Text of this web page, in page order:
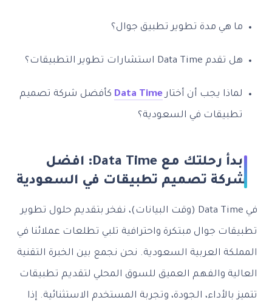
ما هي مدة تطوير تطبيق جوال؟
هل تقدم Data Time استشارات تطوير التطبيقات؟
لماذا يجب أن أختارData Time كأفضل شركة تصميم
تطبيقات في السعودية؟
ابدأ رحلتك مع Data Time: افضل
شركة تصميم تطبيقات في السعودية
في Data Time (وقت البيانات)، نفخر بتقديم حلول تطوير
تطبيقات جوال مبتكرة واحترافية تلبي تطلعات عملائنا في
المملكة العربية السعودية. نحن نجمع بين الخبرة التقنية
العالية والفهم العميق للسوق المحلي لتقديم تطبيقات
تتميز بالأداء، الجودة، وتجربة المستخدم الاستثنائية. إذا